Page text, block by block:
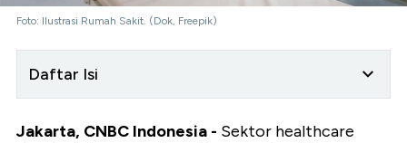
Foto: Ilustrasi Rumah Sakit. (Dok, Freepik)
Daftar Isi
Jakarta, CNBC Indonesia - Sektor healthcare